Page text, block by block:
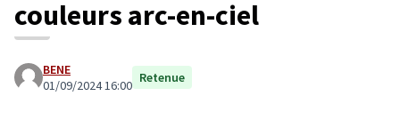
couleurs arc-en-ciel
BENE
01/09/2024 16:00 Retenue